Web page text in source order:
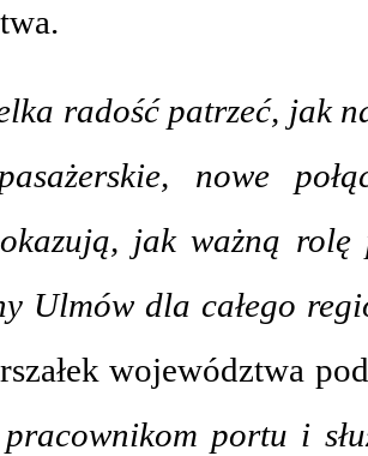
radość patrzeć, jak
nowe
jak ważną rolę
Ulmów dla całego
województwa
pracownikom portu i